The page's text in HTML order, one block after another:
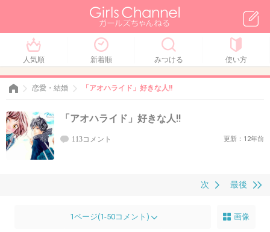
人気順 新着順 みつける 使い方
恋愛・結婚 「アオハライド」好きな人!!
「アオハライド」好きな人!!
113コメント 更新：12年前
最後
次
1ページ(1-50コメント) 画像